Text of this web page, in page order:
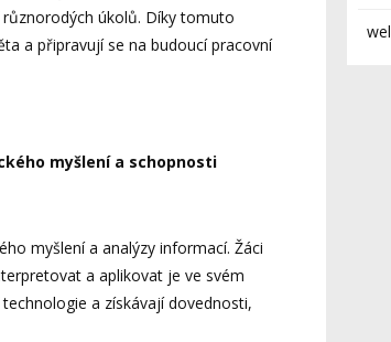
různorodých úkolů. Díky tomuto
a připravují se na budoucí pracovní
myšlení a schopnosti
myšlení a analýzy informací. Žáci
a aplikovat je ve svém
a získávají dovednosti,